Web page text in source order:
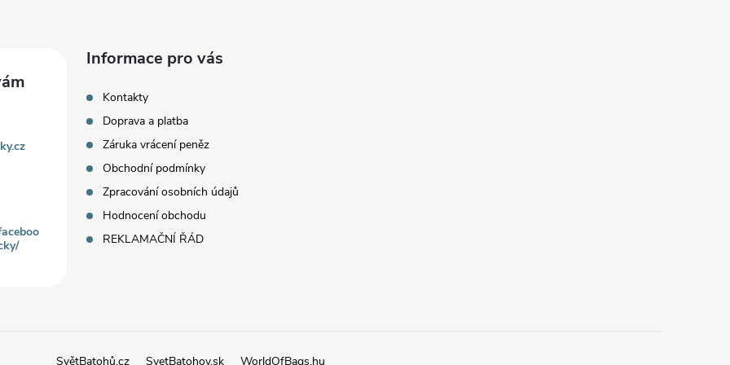
Informace pro vás
Kontakty
Doprava a platba
Záruka vrácení peněz
Obchodní podmínky
Zpracování osobních údajů
Hodnocení obchodu
REKLAMAČNÍ ŘÁD
SvětBatohů.cz SvetBatohov.sk WorldOfBags.hu